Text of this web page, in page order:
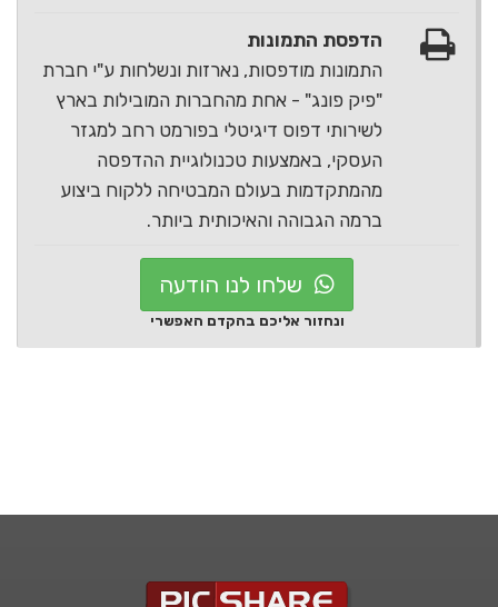
הדפסת התמונות
התמונות מודפסות, נארזות ונשלחות ע"י חברת
"פיק פונג" - אחת מהחברות המובילות בארץ
לשירותי דפוס דיגיטלי בפורמט רחב למגזר
העסקי, באמצעות טכנולוגיית ההדפסה
מהמתקדמות בעולם המבטיחה ללקוח ביצוע
ברמה הגבוהה והאיכותית ביותר.
שלחו לנו הודעה
ונחזור אליכם בהקדם האפשרי